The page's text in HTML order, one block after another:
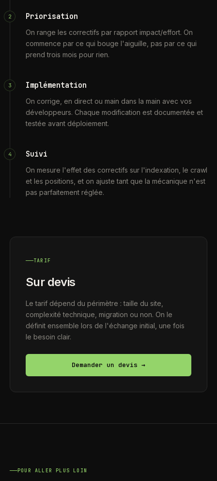
2 Priorisation
On range les correctifs par rapport impact/effort. On
commence par ce qui bouge l'aiguille, pas par ce qui
prend trois mois pour rien.
3 Implémentation
On corrige, en direct ou main dans la main avec vos
développeurs. Chaque modification est documentée et
testée avant déploiement.
4 Suivi
On mesure l'effet des correctifs sur l'indexation, le crawl
et les positions, et on ajuste tant que la mécanique n'est
pas parfaitement réglée.
TARIF
Sur devis
Le tarif dépend du périmètre : taille du site,
complexité technique, migration ou non. On le
définit ensemble lors de l'échange initial, une fois
le besoin clair.
Demander un devis →
POUR ALLER PLUS LOIN